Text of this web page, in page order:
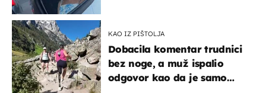
KAO IZ PIŠTOLJA
Dobacila komentar trudnici
bez noge, a muž ispalio
odgovor kao da je samo